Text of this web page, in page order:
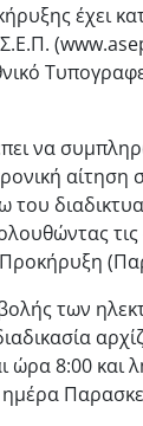
έχει
να
αίτηση
του
τις
των
8:00 και